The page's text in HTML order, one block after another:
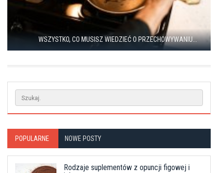
WSZYSTKO, CO MUSISZ WIEDZIEĆ O PRZECHOWYWANIU...
POPULARNE NOWE POSTY
Rodzaje suplementów z opuncji figowej i